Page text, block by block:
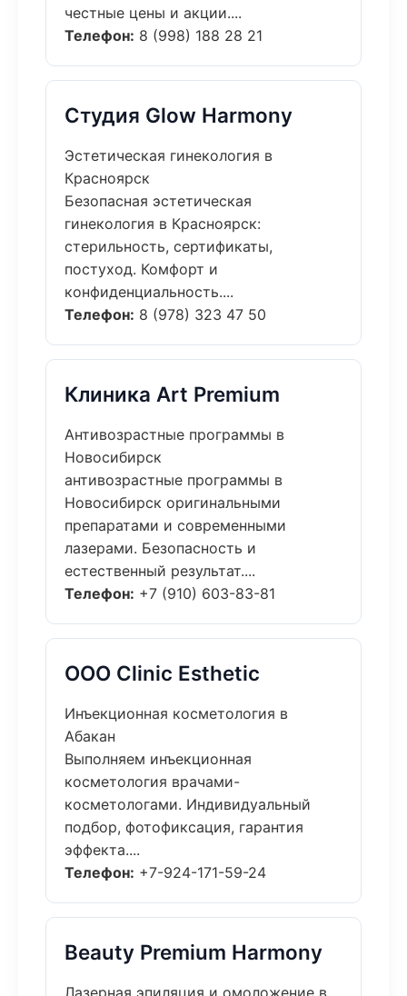
честные цены и акции....
Телефон: 8 (998) 188 28 21
Студия Glow Harmony
Эстетическая гинекология в
Красноярск
Безопасная эстетическая
гинекология в Красноярск:
стерильность, сертификаты,
постуход. Комфорт и
конфиденциальность....
Телефон: 8 (978) 323 47 50
Клиника Art Premium
Антивозрастные программы в
Новосибирск
антивозрастные программы в
Новосибирск оригинальными
препаратами и современными
лазерами. Безопасность и
естественный результат....
Телефон: +7 (910) 603-83-81
ООО Clinic Esthetic
Инъекционная косметология в
Абакан
Выполняем инъекционная
косметология врачами-
косметологами. Индивидуальный
подбор, фотофиксация, гарантия
эффекта....
Телефон: +7-924-171-59-24
Beauty Premium Harmony
Лазерная эпиляция и омоложение в